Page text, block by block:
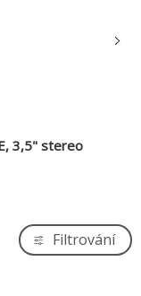
3,5" stereo
Filtrování